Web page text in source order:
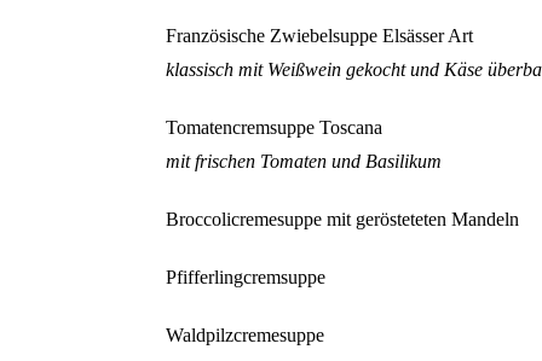
Französische Zwiebelsuppe Elsässer Art
klassisch mit Weißwein gekocht und Käse
Tomatencremsuppe Toscana
mit frischen Tomaten und Basilikum
Broccolicremesuppe mit gerösteteten Mandeln
Pfifferlingcremsuppe
Waldpilzcremesuppe